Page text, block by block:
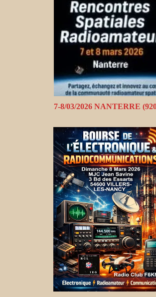
7-8/03/2026 NANTERRE